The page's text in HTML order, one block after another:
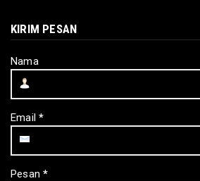
KIRIM PESAN
Nama
Email*
Pesan*